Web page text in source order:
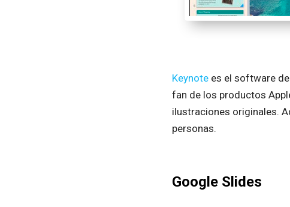
Keynotees el software de
fan de los productos
ilustraciones originales.
personas.
Google Slides